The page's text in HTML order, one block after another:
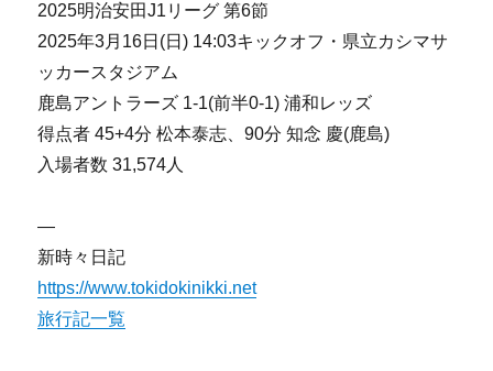
2025明治安田J1リーグ 第6節
2025年3月16日(日) 14:03キックオフ・県立カシマサ
ッカースタジアム
鹿島アントラーズ 1-1(前半0-1) 浦和レッズ
得点者 45+4分 松本泰志、90分 知念 慶(鹿島)
入場者数 31,574人
—
新時々日記
https://www.tokidokinikki.net
旅行記一覧